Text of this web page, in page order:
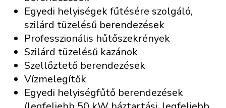
Egyedi helyiségek fűtésére szolgáló,
szilárd tüzelésű berendezések
Professzionális hűtőszekrények
Szilárd tüzelésű kazánok
Szellőztető berendezések
Vízmelegítők
Egyedi helyiségfűtő berendezések